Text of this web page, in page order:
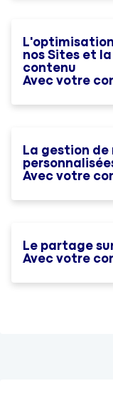
nos Sites et
contenu
Avec votre
La gestion
Avec votre
Le partage
Avec votre